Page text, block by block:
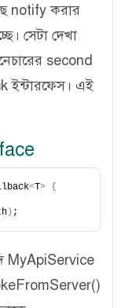
notify করার
সেটা দেখা
second
এই
<T> {
) ;
MyApiService